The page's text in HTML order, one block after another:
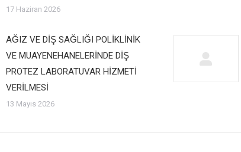
17 Haziran 2026
AĞIZ VE DİŞ SAĞLIĞI POLİKLİNİK
VE MUAYENEHANELERİNDE DİŞ
PROTEZ LABORATUVAR HİZMETİ
VERİLMESİ
13 Mayıs 2026